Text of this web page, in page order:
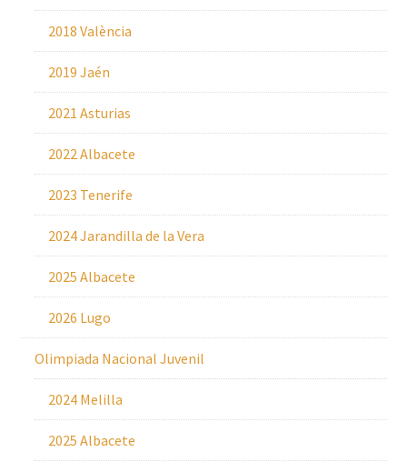
2018 València
2019 Jaén
2021 Asturias
2022 Albacete
2023 Tenerife
2024 Jarandilla de la Vera
2025 Albacete
2026 Lugo
Olimpiada Nacional Juvenil
2024 Melilla
2025 Albacete